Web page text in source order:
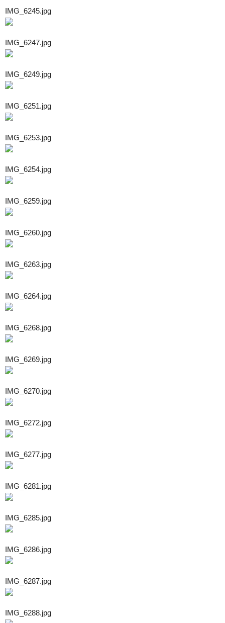
IMG_6245.jpg
IMG_6247.jpg
IMG_6249.jpg
IMG_6251.jpg
IMG_6253.jpg
IMG_6254.jpg
IMG_6259.jpg
IMG_6260.jpg
IMG_6263.jpg
IMG_6264.jpg
IMG_6268.jpg
IMG_6269.jpg
IMG_6270.jpg
IMG_6272.jpg
IMG_6277.jpg
IMG_6281.jpg
IMG_6285.jpg
IMG_6286.jpg
IMG_6287.jpg
IMG_6288.jpg